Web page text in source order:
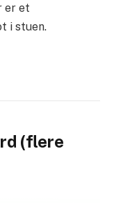
er et
i stuen.
(flere